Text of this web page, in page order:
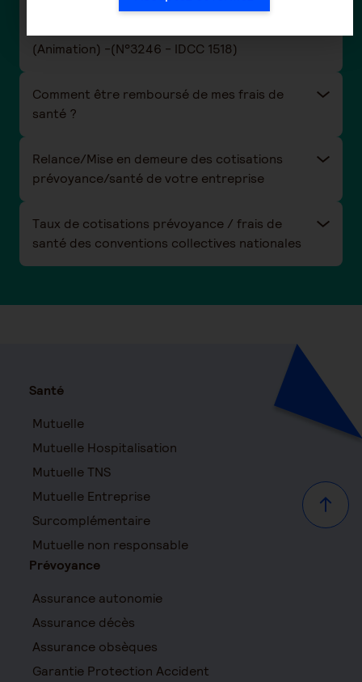
Taux de cotisations prévoyance et santé de la
(Animation) -(N°3246 - IDCC 1518)
Comment être remboursé de mes frais de
santé ?
Relance/Mise en demeure des cotisations
prévoyance/santé de votre entreprise
Taux de cotisations prévoyance / frais de
santé des conventions collectives nationales
Haut
Santé
Mutuelle
Mutuelle Hospitalisation
Mutuelle TNS
Mutuelle Entreprise
Surcomplémentaire
Mutuelle non responsable
Prévoyance
Assurance autonomie
Assurance décès
Assurance obsèques
Garantie Protection Accident